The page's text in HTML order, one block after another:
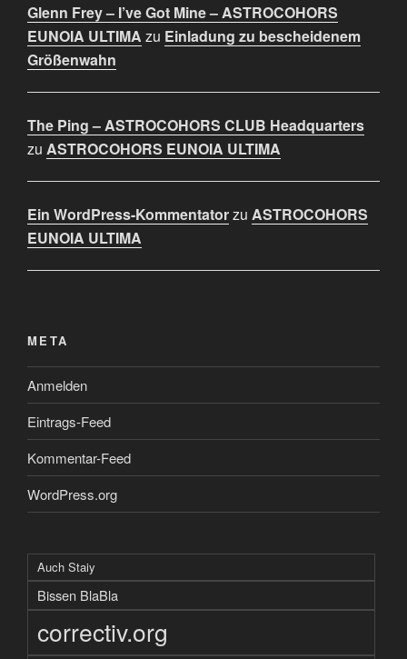
Glenn Frey – I’ve Got Mine – ASTROCOHORS
EUNOIA ULTIMA zu Einladung zu bescheidenem
Größenwahn
The Ping – ASTROCOHORS CLUB Headquarters
zu ASTROCOHORS EUNOIA ULTIMA
Ein WordPress-Kommentatorzu ASTROCOHORS
EUNOIA ULTIMA
META
Anmelden
Eintrags-Feed
Kommentar-Feed
WordPress.org
Auch Staiy
Bissen BlaBla
correctiv.org